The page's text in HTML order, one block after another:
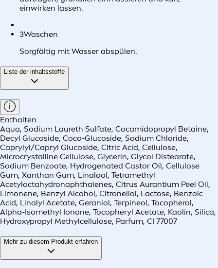
einwirken lassen.
3Waschen
Sorgfältig mit Wasser abspülen.
Liste der inhaltsstoffe
Enthalten
Aqua, Sodium Laureth Sulfate, Cocamidopropyl Betaine,
Decyl Glucoside, Coco-Glucoside, Sodium Chloride,
Caprylyl/Capryl Glucoside, Citric Acid, Cellulose,
Microcrystalline Cellulose, Glycerin, Glycol Distearate,
Sodium Benzoate, Hydrogenated Castor Oil, Cellulose
Gum, Xanthan Gum, Linalool, Tetramethyl
Acetyloctahydronaphthalenes, Citrus Aurantium Peel Oil,
Limonene, Benzyl Alcohol, Citronellol, Lactose, Benzoic
Acid, Linalyl Acetate, Geraniol, Terpineol, Tocopherol,
Alpha-Isomethyl Ionone, Tocopheryl Acetate, Kaolin, Silica,
Hydroxypropyl Methylcellulose, Parfum, CI 77007
Mehr zu diesem Produkt erfahren